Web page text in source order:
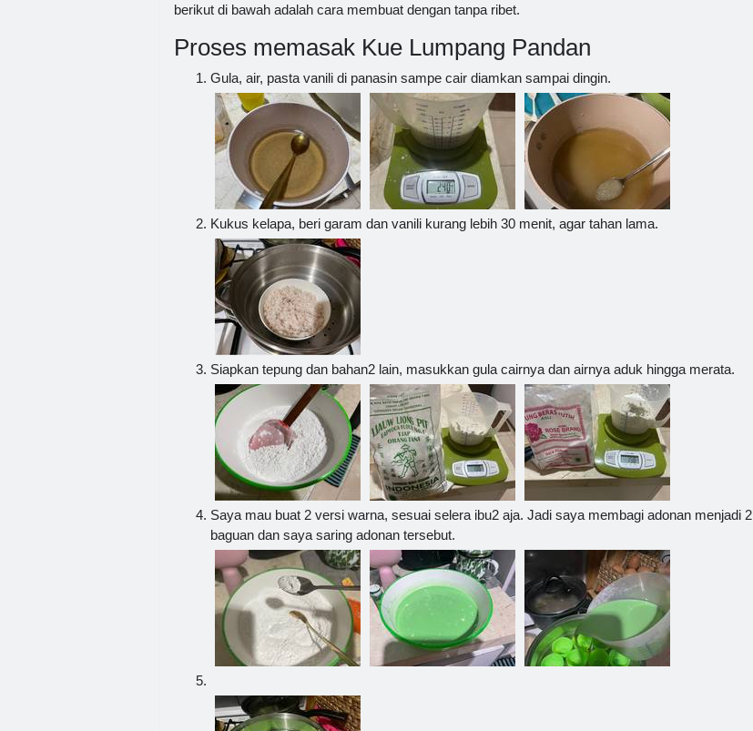
berikut di bawah adalah cara membuat dengan tanpa ribet.
Proses memasak Kue Lumpang Pandan
Gula, air, pasta vanili di panasin sampe cair diamkan sampai dingin.
Kukus kelapa, beri garam dan vanili kurang lebih 30 menit, agar tahan lama.
Siapkan tepung dan bahan2 lain, masukkan gula cairnya dan airnya aduk hingga merata.
Saya mau buat 2 versi warna, sesuai selera ibu2 aja. Jadi saya membagi adonan menjadi 2
baguan dan saya saring adonan tersebut.